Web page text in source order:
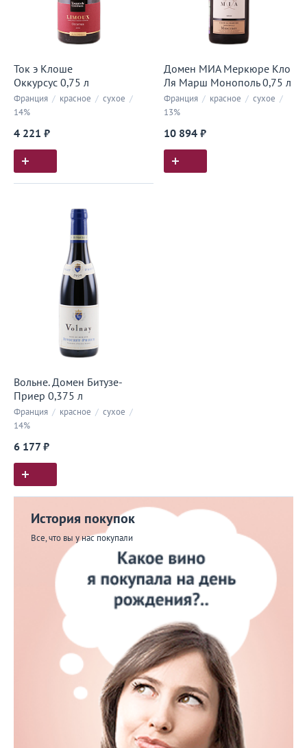
Ток э Клоше
Оккурсус 0,75 л
Франция / красное / сухое /
14%
4 221 ₽
Домен МИА Меркюре Кло
Ля Марш Монополь 0,75 л
Франция / красное / сухое /
13%
10 894 ₽
Вольне. Домен Битузе-
Приер 0,375 л
Франция / красное / сухое /
14%
6 177 ₽
История покупок
Все, что вы у нас покупали